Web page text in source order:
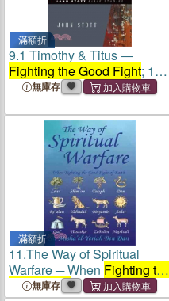
滿額折
9.1 Timothy & Titus ―
Fighting the Good Fight; 12
Studies With Commentary
無庫存
滿額折
11.The Way of Spiritual
Warfare ─ When Fighting the
Good Fightof Faith
無庫存